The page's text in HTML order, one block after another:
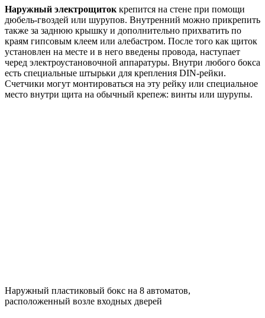
Наружный электрощиток крепится на стене при помощи
дюбель-гвоздей или шурупов. Внутренний можно прикрепить
также за заднюю крышку и дополнительно прихватить по
краям гипсовым клеем или алебастром. После того как щиток
установлен на месте и в него введены провода, наступает
черед электроустановочной аппаратуры. Внутри любого бокса
есть специальные штырьки для крепления DIN-рейки.
Счетчики могут монтироваться на эту рейку или специальное
место внутри щита на обычный крепеж: винты или шурупы.
Наружный пластиковый бокс на 8 автоматов,
расположенный возле входных дверей